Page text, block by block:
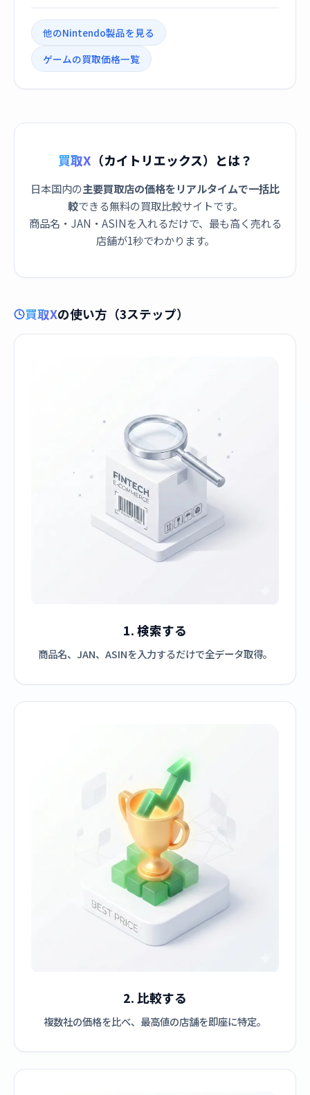
他のNintendo製品を見る
ゲームの買取価格一覧
買取X （カイトリエックス）とは？
日本国内の主要買取店の価格をリアルタイムで一括比
較できる無料の買取比較サイトです。
商品名・JAN・ASINを入れるだけで、最も高く売れる
店舗が1秒でわかります。
買取Xの使い方（3ステップ）
1. 検索する
商品名、JAN、ASINを入力するだけで全データ取得。
2. 比較する
複数社の価格を比べ、最高値の店舗を即座に特定。